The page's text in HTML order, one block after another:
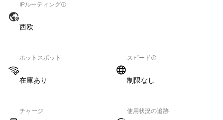
IPルーティング
西欧
ホットスポット
在庫あり
スピード
制限なし
チャージ 使用状況の追跡